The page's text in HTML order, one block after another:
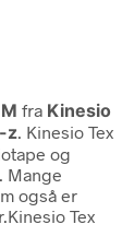
fra Kinesio
z. Kinesio Tex
og
Mange
også er
Tex